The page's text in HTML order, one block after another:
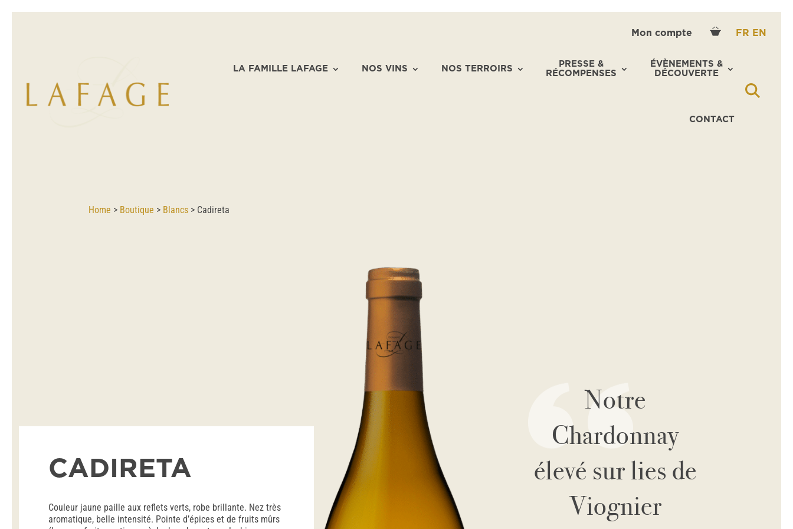
Mon compte FR EN
LA FAMILLE LAFAGE NOS VINS NOS TERROIRS
PRESSE &
RÉCOMPENSES
ÉVÈNEMENTS &
DÉCOUVERTE
CONTACT
Home > Boutique > Blancs > Cadireta
CADIRETA
Couleur jaune paille aux reflets verts, robe brillante. Nez très
aromatique, belle intensité. Pointe d’épices et de fruits mûrs
Notre
Chardonnay
élevé sur lies de
Viognier